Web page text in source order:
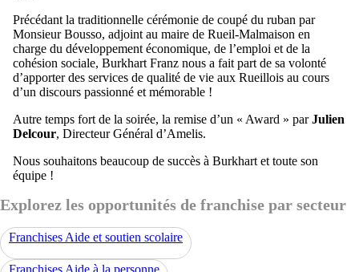
Précédant la traditionnelle cérémonie de coupé du ruban par
Monsieur Bousso, adjoint au maire de Rueil-Malmaison en
charge du développement économique, de l’emploi et de la
cohésion sociale, Burkhart Franz nous a fait part de sa volonté
d’apporter des services de qualité de vie aux Rueillois au cours
d’un discours passionné et mémorable !
Autre temps fort de la soirée, la remise d’un « Award » parJulien
Delcour, Directeur Général d’Amelis.
Nous souhaitons beaucoup de succès à Burkhart et toute son
équipe !
Explorez les opportunités de franchise par secteur
Franchises Aide et soutien scolaire
Franchises Aide à la personne